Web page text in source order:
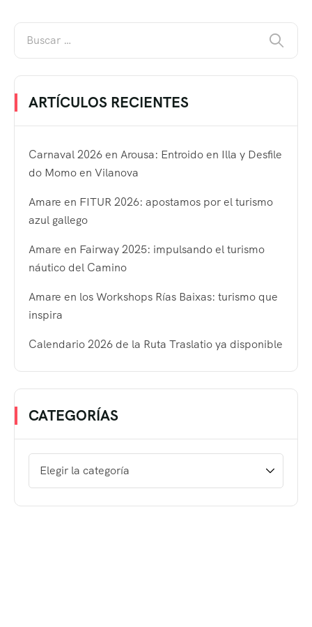
ARTÍCULOS RECIENTES
Carnaval 2026 en Arousa: Entroido en Illa y Desfile
do Momo en Vilanova
Amare en FITUR 2026: apostamos por el turismo
azul gallego
Amare en Fairway 2025: impulsando el turismo
náutico del Camino
Amare en los Workshops Rías Baixas: turismo que
inspira
Calendario 2026 de la Ruta Traslatio ya disponible
CATEGORÍAS